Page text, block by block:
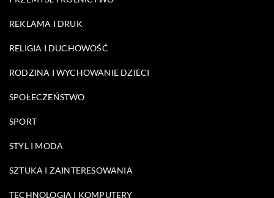
REKLAMA I DRUK
RELIGIA I DUCHOWOŚĆ
RODZINA I WYCHOWANIE DZIECI
SPOŁECZEŃSTWO
SPORT
STYL I MODA
SZTUKA I ZAINTERESOWANIA
TECHNOLOGIA I KOMPUTERY